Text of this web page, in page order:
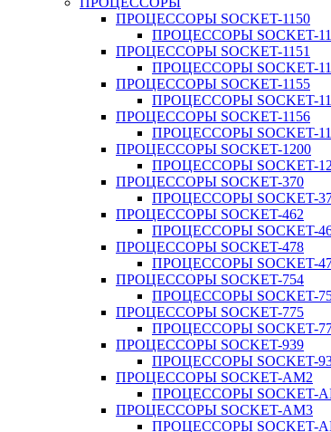
ПРОЦЕССОРЫ SOCKET-1150
ПРОЦЕССОРЫ SOCKET-
ПРОЦЕССОРЫ SOCKET-1151
ПРОЦЕССОРЫ SOCKET-
ПРОЦЕССОРЫ SOCKET-1155
ПРОЦЕССОРЫ SOCKET-
ПРОЦЕССОРЫ SOCKET-1156
ПРОЦЕССОРЫ SOCKET-
ПРОЦЕССОРЫ SOCKET-1200
ПРОЦЕССОРЫ SOCKET-
ПРОЦЕССОРЫ SOCKET-370
ПРОЦЕССОРЫ SOCKET-
ПРОЦЕССОРЫ SOCKET-462
ПРОЦЕССОРЫ SOCKET-
ПРОЦЕССОРЫ SOCKET-478
ПРОЦЕССОРЫ SOCKET-
ПРОЦЕССОРЫ SOCKET-754
ПРОЦЕССОРЫ SOCKET-
ПРОЦЕССОРЫ SOCKET-775
ПРОЦЕССОРЫ SOCKET-
ПРОЦЕССОРЫ SOCKET-939
ПРОЦЕССОРЫ SOCKET-
ПРОЦЕССОРЫ SOCKET-AM2
ПРОЦЕССОРЫ SOCKET-
ПРОЦЕССОРЫ SOCKET-AM3
ПРОЦЕССОРЫ SOCKET-